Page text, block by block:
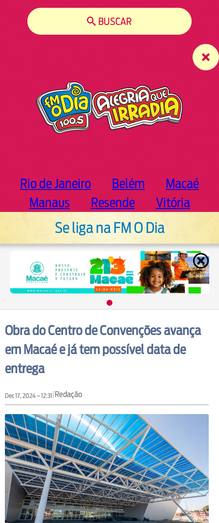
BUSCAR
Rio de Janeiro Belém
Macaé
Manaus
Resende Vitória
Se liga na FM O Dia
Obra do Centro de Convenções avança
em Macaé e já tem possível data de
entrega
Dec 17, 2024 – 12:31 |Redação